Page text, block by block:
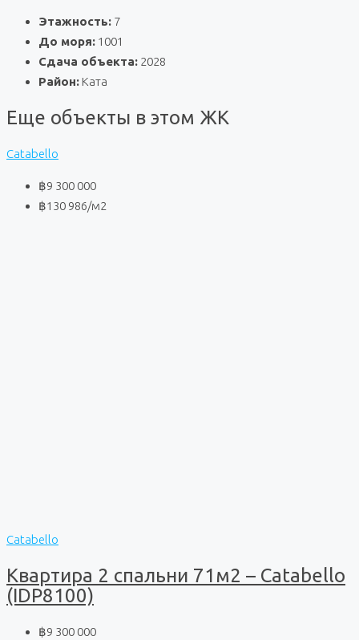
Этажность: 7
До моря: 1001
Сдача объекта: 2028
Район: Ката
Еще объекты в этом ЖК
Catabello
฿9 300 000
฿130 986/м2
Catabello
Квартира 2 спальни 71м2 – Catabello
(IDP8100)
฿9 300 000